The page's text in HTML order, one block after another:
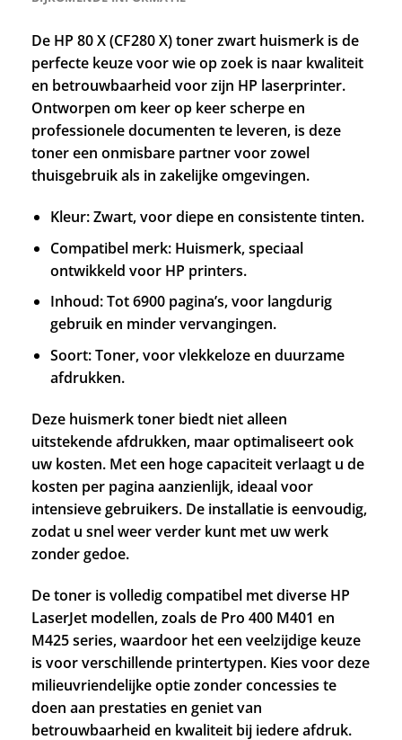
De HP 80 X (CF280 X) toner zwart huismerk is de
perfecte keuze voor wie op zoek is naar kwaliteit
en betrouwbaarheid voor zijn HP laserprinter.
Ontworpen om keer op keer scherpe en
professionele documenten te leveren, is deze
toner een onmisbare partner voor zowel
thuisgebruik als in zakelijke omgevingen.
Kleur: Zwart, voor diepe en consistente tinten.
Compatibel merk: Huismerk, speciaal
ontwikkeld voor HP printers.
Inhoud: Tot 6900 pagina’s, voor langdurig
gebruik en minder vervangingen.
Soort: Toner, voor vlekkeloze en duurzame
afdrukken.
Deze huismerk toner biedt niet alleen
uitstekende afdrukken, maar optimaliseert ook
uw kosten. Met een hoge capaciteit verlaagt u de
kosten per pagina aanzienlijk, ideaal voor
intensieve gebruikers. De installatie is eenvoudig,
zodat u snel weer verder kunt met uw werk
zonder gedoe.
De toner is volledig compatibel met diverse HP
LaserJet modellen, zoals de Pro 400 M401 en
M425 series, waardoor het een veelzijdige keuze
is voor verschillende printertypen. Kies voor deze
milieuvriendelijke optie zonder concessies te
doen aan prestaties en geniet van
betrouwbaarheid en kwaliteit bij iedere afdruk.